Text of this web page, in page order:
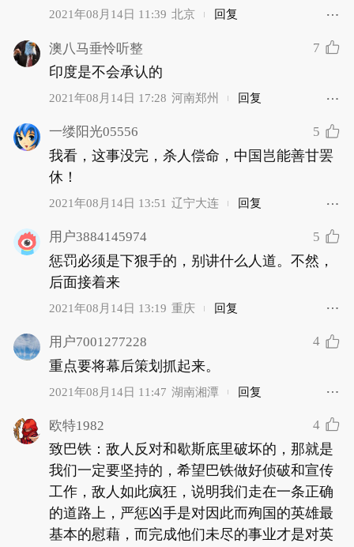
2021年08月14日 11:39 北京 回复
澳八马垂怜听整 7
印度是不会承认的
2021年08月14日 17:28 河南郑州 回复
一缕阳光05556 5
我看，这事没完，杀人偿命，中国岂能善甘罢
休！
2021年08月14日 13:51 辽宁大连 回复
用户3884145974 5
惩罚必须是下狠手的，别讲什么人道。不然，
后面接着来
2021年08月14日 13:19 重庆 回复
用户7001277228 4
重点要将幕后策划抓起来。
2021年08月14日 11:47 湖南湘潭 回复
欧特1982 4
致巴铁：敌人反对和歇斯底里破坏的，那就是
我们一定要坚持的，希望巴铁做好侦破和宣传
工作，敌人如此疯狂，说明我们走在一条正确
的道路上，严惩凶手是对因此而殉国的英雄最
基本的慰藉，而完成他们未尽的事业才是对英